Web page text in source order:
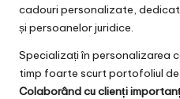
cadouri personalizate,
și persoanelor juridice.
Specializați în personalizarea
timp foarte scurt portofoliul de
Colaborând cu clienți